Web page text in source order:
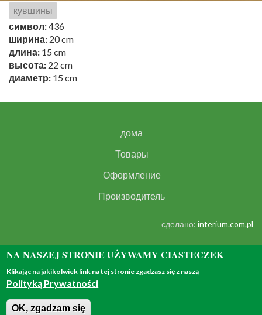
кувшины
символ:436
ширина: 20 cm
длина: 15 cm
высота: 22 cm
диаметр: 15 cm
дома
Товары
Оформление
Производитель
сделано: interium.com.pl
© 2018 - all rights reserved
NA NASZEJ STRONIE UŻYWAMY CIASTECZEK
Klikając na jakikolwiek link na tej stronie zgadzasz się z naszą
Polityką Prywatności
OK, zgadzam się